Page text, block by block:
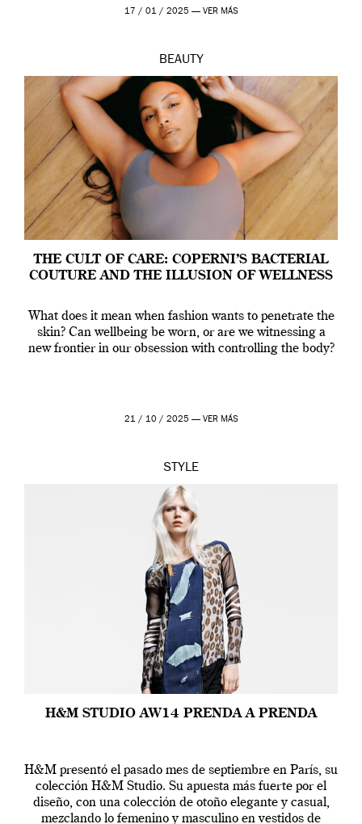
17 / 01 / 2025 — VER MÁS
BEAUTY
THE CULT OF CARE: COPERNI’S BACTERIAL
COUTURE AND THE ILLUSION OF WELLNESS
What does it mean when fashion wants to penetrate the
skin? Can wellbeing be worn, or are we witnessing a
new frontier in our obsession with controlling the body?
21 / 10 / 2025 — VER MÁS
STYLE
H&M STUDIO AW14 PRENDA A PRENDA
H&M presentó el pasado mes de septiembre en París, su
colección H&M Studio. Su apuesta más fuerte por el
diseño, con una colección de otoño elegante y casual,
mezclando lo femenino y masculino en vestidos de